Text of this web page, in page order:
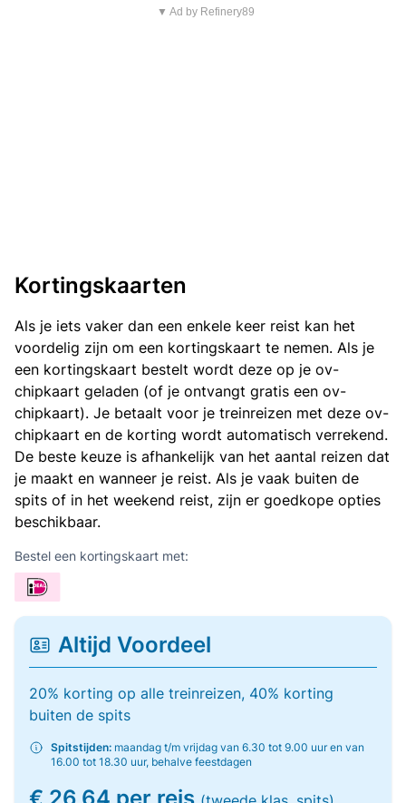
▼ Ad by Refinery89
Kortingskaarten
Als je iets vaker dan een enkele keer reist kan het
voordelig zijn om een kortingskaart te nemen. Als je
een kortingskaart bestelt wordt deze op je ov-
chipkaart geladen (of je ontvangt gratis een ov-
chipkaart). Je betaalt voor je treinreizen met deze ov-
chipkaart en de korting wordt automatisch verrekend.
De beste keuze is afhankelijk van het aantal reizen dat
je maakt en wanneer je reist. Als je vaak buiten de
spits of in het weekend reist, zijn er goedkope opties
beschikbaar.
Bestel een kortingskaart met:
Altijd Voordeel
20% korting op alle treinreizen, 40% korting
buiten de spits
Spitstijden: maandag t/m vrijdag van 6.30 tot 9.00 uur en van
16.00 tot 18.30 uur, behalve feestdagen